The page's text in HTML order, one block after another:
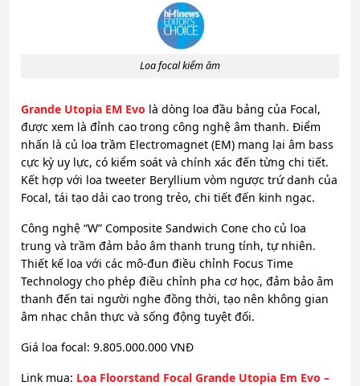
Loa focal kiểm âm
Grande Utopia EM Evo là dòng loa đầu bảng của Focal,
được xem là đỉnh cao trong công nghệ âm thanh. Điểm
nhấn là củ loa trầm Electromagnet (EM) mang lại âm bass
cực kỳ uy lực, có kiểm soát và chính xác đến từng chi tiết.
Kết hợp với loa tweeter Beryllium vòm ngược trứ danh của
Focal, tái tạo dải cao trong trẻo, chi tiết đến kinh ngạc.
Công nghệ “W” Composite Sandwich Cone cho củ loa
trung và trầm đảm bảo âm thanh trung tính, tự nhiên.
Thiết kế loa với các mô-đun điều chỉnh Focus Time
Technology cho phép điều chỉnh pha cơ học, đảm bảo âm
thanh đến tai người nghe đồng thời, tạo nên không gian
âm nhạc chân thực và sống động tuyệt đối.
Giá loa focal: 9.805.000.000 VNĐ
Link mua: Loa Floorstand Focal Grande Utopia Em Evo –